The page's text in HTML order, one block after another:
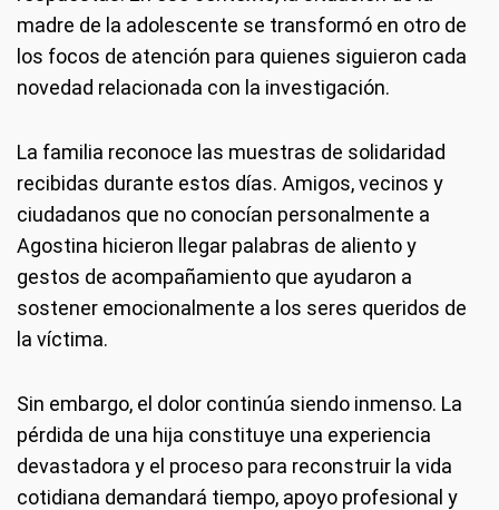
madre de la adolescente se transformó en otro de
los focos de atención para quienes siguieron cada
novedad relacionada con la investigación.
La familia reconoce las muestras de solidaridad
recibidas durante estos días. Amigos, vecinos y
ciudadanos que no conocían personalmente a
Agostina hicieron llegar palabras de aliento y
gestos de acompañamiento que ayudaron a
sostener emocionalmente a los seres queridos de
la víctima.
Sin embargo, el dolor continúa siendo inmenso. La
pérdida de una hija constituye una experiencia
devastadora y el proceso para reconstruir la vida
cotidiana demandará tiempo, apoyo profesional y